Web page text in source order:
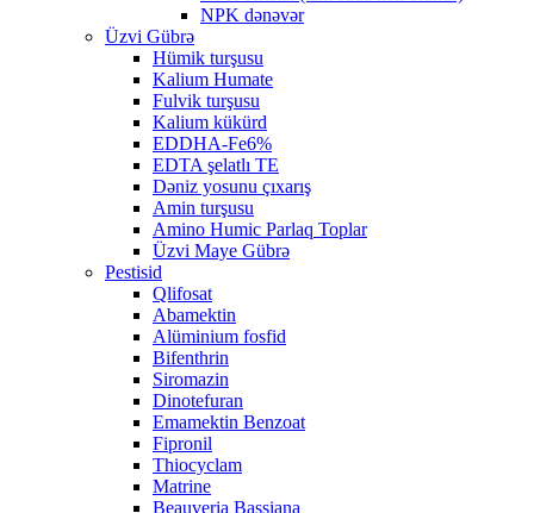
NPK dənəvər
Üzvi Gübrə
Hümik turşusu
Kalium Humate
Fulvik turşusu
Kalium kükürd
EDDHA-Fe6%
EDTA şelatlı TE
Dəniz yosunu çıxarış
Amin turşusu
Amino Humic Parlaq Toplar
Üzvi Maye Gübrə
Pestisid
Qlifosat
Abamektin
Alüminium fosfid
Bifenthrin
Siromazin
Dinotefuran
Emamektin Benzoat
Fipronil
Thiocyclam
Matrine
Beauveria Bassiana